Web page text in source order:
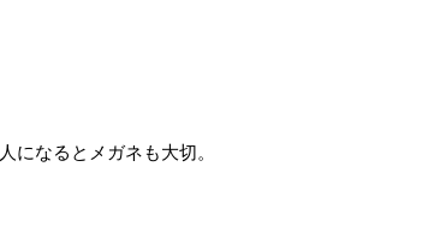
になるとメガネも大切。